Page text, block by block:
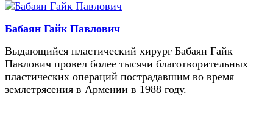
Бабаян Гайк Павлович
Выдающийся пластический хирург Бабаян Гайк
Павлович провел более тысячи благотворительных
пластических операций пострадавшим во время
землетрясения в Армении в 1988 году.